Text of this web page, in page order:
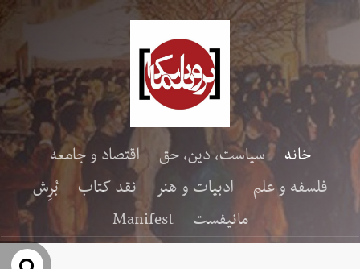
خانه سیاست، دین، حق
اقتصاد و جامعه
فلسفه و علم
ادبیات و هنر نقد کتاب
بُرِش
مانیفست
Manifest